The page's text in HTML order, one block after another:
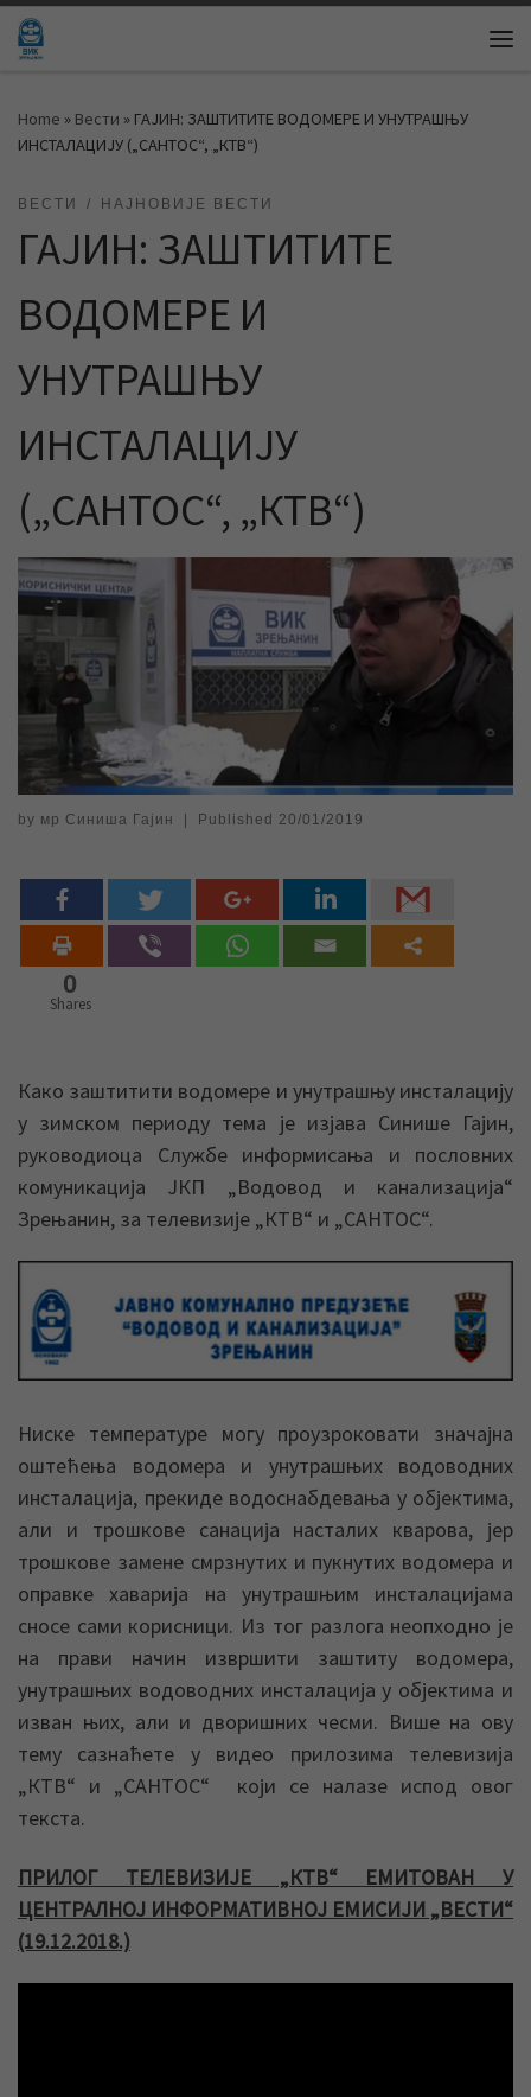
Skip to content
Home » Вести » ГАЈИН: ЗАШТИТИТЕ ВОДОМЕРЕ И УНУТРАШЊУ
ИНСТАЛАЦИЈУ („САНТОС“, „КТВ“)
ВЕСТИ НАЈНОВИЈЕ ВЕСТИ
ГАЈИН: ЗАШТИТИТЕ
ВОДОМЕРЕ И
УНУТРАШЊУ
ИНСТАЛАЦИЈУ
(„САНТОС“, „КТВ“)
by мр Синиша Гајин Published 20/01/2019
0
Shares
Како заштитити водомере и унутрашњу инсталацију
у зимском периоду тема је изјава Синише Гајин,
руководиоца Службе информисања и пословних
комуникација ЈКП „Водовод и канализација“
Зрењанин, за телевизије „КТВ“ и „САНТОС“.
Ниске температуре могу проузроковати значајна
оштећења водомера и унутрашњих водоводних
инсталација, прекиде водоснабдевања у објектима,
али и трошкове санација насталих кварова, јер
трошкове замене смрзнутих и пукнутих водомера и
оправке хаварија на унутрашњим инсталацијама
сносе сами корисници. Из тог разлога неопходно је
на прави начин извршити заштиту водомера,
унутрашњих водоводних инсталација у објектима и
изван њих, али и дворишних чесми. Више на ову
тему сазнаћете у видео прилозима телевизија
„КТВ“ и „САНТОС“ који се налазе испод овог
текста.
ПРИЛОГ ТЕЛЕВИЗИЈЕ „КТВ“ ЕМИТОВАН У
ЦЕНТРАЛНОЈ ИНФОРМАТИВНОЈ ЕМИСИЈИ „ВЕСТИ“
(19.12.2018.)